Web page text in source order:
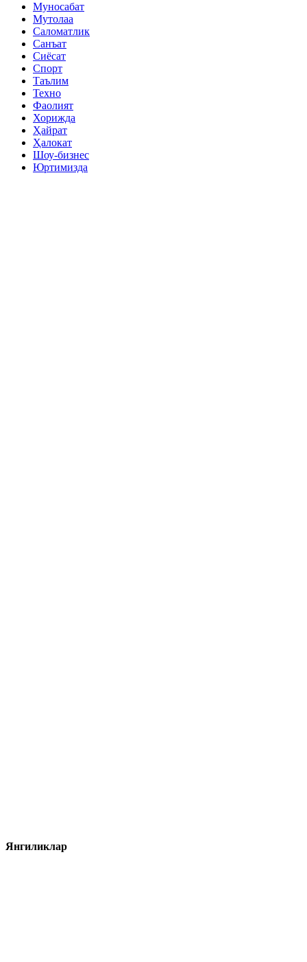
Муносабат
Мутолаа
Саломатлик
Санъат
Сиёсат
Спорт
Таълим
Техно
Фаолият
Хорижда
Ҳайрат
Ҳалокат
Шоу-бизнес
Юртимизда
Янгиликлар